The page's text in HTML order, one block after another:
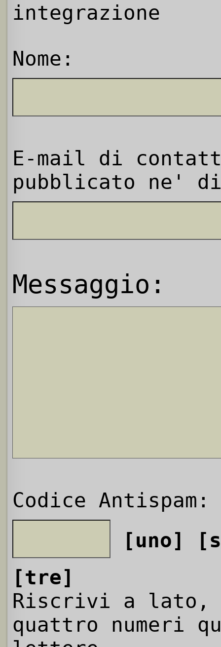
integrazione
Nome:
E-mail di
pubblicato ne'
Messaggio:
Codice Antispam:
[uno]
[tre]
Riscrivi a
quattro numeri